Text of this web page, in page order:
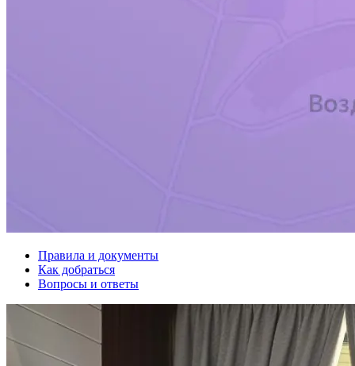
Правила и документы
Как добраться
Вопросы и ответы